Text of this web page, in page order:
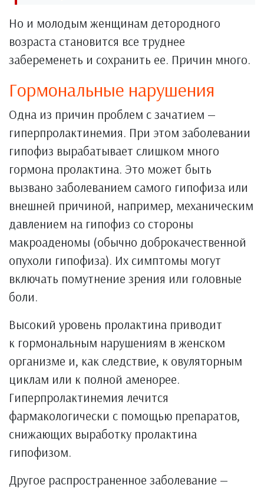
Но и молодым женщинам детородного
возраста становится все труднее
забеременеть и сохранить ее. Причин много.
Гормональные нарушения
Одна из причин проблем с зачатием —
гиперпролактинемия. При этом заболевании
гипофиз вырабатывает слишком много
гормона пролактина. Это может быть
вызвано заболеванием самого гипофиза или
внешней причиной, например, механическим
давлением на гипофиз со стороны
макроаденомы (обычно доброкачественной
опухоли гипофиза). Их симптомы могут
включать помутнение зрения или головные
боли.
Высокий уровень пролактина приводит
к гормональным нарушениям в женском
организме и, как следствие, к овуляторным
циклам или к полной аменорее.
Гиперпролактинемия лечится
фармакологически с помощью препаратов,
снижающих выработку пролактина
гипофизом.
Другое распространенное заболевание —